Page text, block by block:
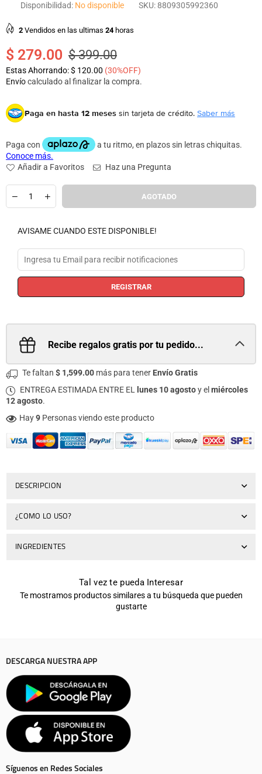
Disponibilidad: No disponible SKU:8809305992360
2 Vendidos en las ultimas 24horas
habitual
$ 279.00 $ 399.00
Estas Ahorrando:$ 120.00 (30%OFF)
Envíocalculado al finalizar la compra.
Paga en hasta 12 meses sin tarjeta de crédito. Saber más
Añadir a Favoritos Haz una Pregunta
Cantidad
AGOTADO
AVISAME CUANDO ESTE DISPONIBLE!
REGISTRAR
Recibe regalos gratis por tu pedido...
Te faltan $ 1,599.00 más para tener Envío Gratis
ENTREGA ESTIMADA ENTRE EL
lunes 10 agostoy el miércoles
12 agosto.
Hay9 Personas viendo este producto
DESCRIPCION
¿COMO LO USO?
INGREDIENTES
Tal vez te pueda Interesar
Te mostramos productos similares a tu búsqueda que pueden
gustarte
DESCARGA NUESTRA APP
Síguenos en Redes Sociales